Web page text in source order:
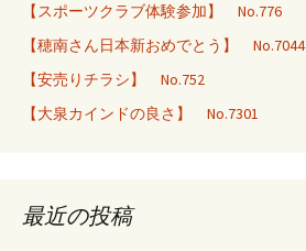
【スポーツクラブ体験参加】 No.776
【穂南さん日本新おめでとう】 No.7044
【安売りチラシ】 No.752
【大泉カインドの良さ】 No.7301
最近の投稿